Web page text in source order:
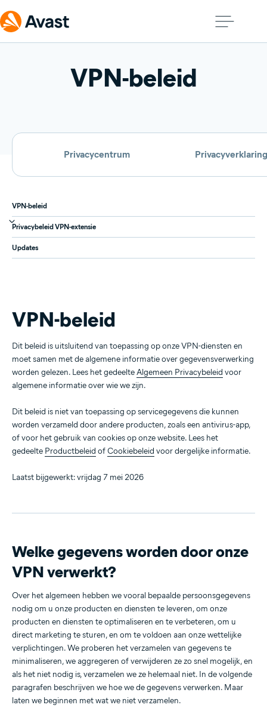
VPN-beleid
Privacycentrum
VPN-beleid
Privacybeleid VPN-extensie
Updates
VPN-beleid
Dit beleid is uitsluitend van toepassing op onze VPN-diensten en
moet samen met de algemene informatie over gegevensverwerking
worden gelezen. Lees het gedeelteAlgemeen Privacybeleid voor
algemene informatie over wie we zijn.
Dit beleid is niet van toepassing op servicegegevens die kunnen
worden verzameld door andere producten, zoals een antivirus-app,
of voor het gebruik van cookies op onze website. Lees het
gedeelte Productbeleid ofCookiebeleid voor dergelijke informatie.
Laatst bijgewerkt: vrijdag 7 mei 2026
Welke gegevens worden door onze
VPN verwerkt?
Over het algemeen hebben we vooral bepaalde persoonsgegevens
nodig om u onze producten en diensten te leveren, om onze
producten en diensten te optimaliseren en te verbeteren, om u
direct marketing te sturen, en om te voldoen aan onze wettelijke
verplichtingen. We proberen het verzamelen van gegevens te
minimaliseren, we aggregeren of verwijderen ze zo snel mogelijk, en
als het niet nodig is, verzamelen we ze helemaal niet. In de volgende
paragrafen beschrijven we hoe we de gegevens verwerken. Maar
laten we beginnen met wat we niet verzamelen.